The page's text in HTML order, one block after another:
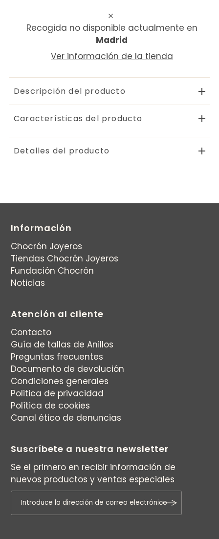
Recogida no disponible actualmente en
Madrid
Ver información de la tienda
Descripción del producto
Características del producto
Detalles del producto
Información
Chocrón Joyeros
Tiendas Chocrón Joyeros
Fundación Chocrón
Noticias
Atención al cliente
Contacto
Guía de tallas de Anillos
Preguntas frecuentes
Documento de devolución
Condiciones generales
Politica de privacidad
Política de cookies
Canal ético de denuncias
Suscríbete a nuestra newsletter
Se el primero en recibir información de
nuevos productos y ventas especiales